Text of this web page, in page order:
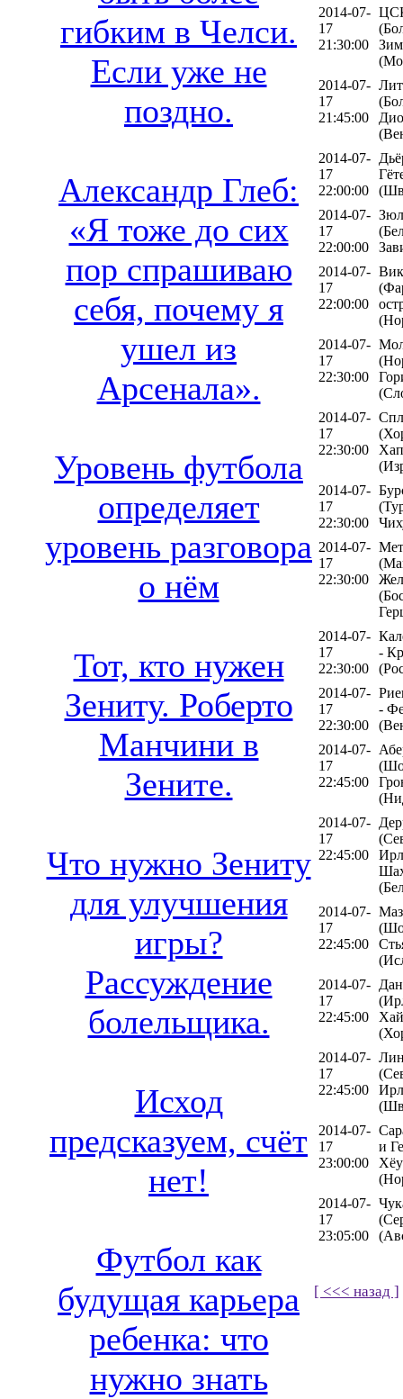
гибким в Челси.
Если уже не
поздно.
Александр Глеб:
«Я тоже до сих
пор спрашиваю
себя, почему я
ушел из
Арсенала».
Уровень футбола
определяет
уровень разговора
о нём
Тот, кто нужен
Зениту. Роберто
Манчини в
Зените.
Что нужно Зениту
для улучшения
игры?
Рассуждение
болельщика.
Исход
предсказуем, счёт
нет!
Футбол как
будущая карьера
ребенка: что
нужно знать
2014-07-
17
21:30:00
2014-07-
17
21:45:00
2014-07-
17
22:00:00
2014-07-
17
22:00:00
2014-07-
17
22:00:00
2014-07-
17
22:30:00
2014-07-
17
22:30:00
2014-07-
17
22:30:00
2014-07-
17
22:30:00
2014-07-
17
22:30:00
-
2014-07-
17
22:30:00
-
2014-07-
17
22:45:00
2014-07-
17
22:45:00
2014-07-
17
22:45:00
2014-07-
17
22:45:00
2014-07-
17
22:45:00
2014-07-
17
23:00:00
и
2014-07-
17
23:05:00
[ <<< назад ]